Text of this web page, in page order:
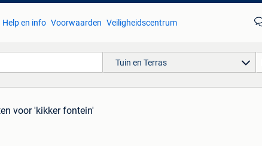
Help en info Voorwaarden Veiligheidscentrum
Tuin en Terras
voor 'kikker fontein'